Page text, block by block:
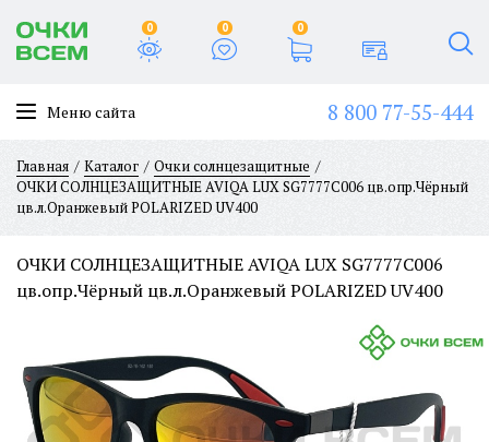
0 0 0
Меню сайта 8 800 77-55-444
Главная Каталог
Очки солнцезащитные
ОЧКИ СОЛНЦЕЗАЩИТНЫЕ AVIQA LUX SG7777C006 цв.опр.Чёрный
цв.л.Оранжевый POLARIZED UV400
ОЧКИ СОЛНЦЕЗАЩИТНЫЕ AVIQA LUX SG7777C006
цв.опр.Чёрный цв.л.Оранжевый POLARIZED UV400